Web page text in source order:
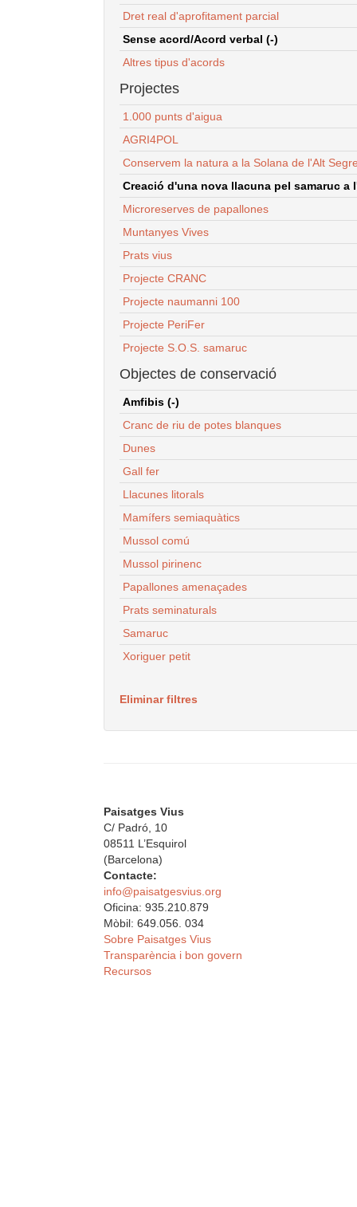
Dret real d'aprofitament parcial
Sense acord/Acord verbal (-)
Altres tipus d'acords
Projectes
1.000 punts d'aigua
AGRI4POL
Conservem la natura a la Solana de l'Alt
Creació d'una nova llacuna pel samaruc a
Microreserves de papallones
Muntanyes Vives
Prats vius
Projecte CRANC
Projecte naumanni 100
Projecte PeriFer
Projecte S.O.S. samaruc
Objectes de conservació
Amfibis (-)
Cranc de riu de potes blanques
Dunes
Gall fer
Llacunes litorals
Mamífers semiaquàtics
Mussol comú
Mussol pirinenc
Papallones amenaçades
Prats seminaturals
Samaruc
Xoriguer petit
Eliminar filtres
Paisatges Vius
C/ Padró, 10
08511 L’Esquirol
(Barcelona)
Contacte:
info@paisatgesvius.org
Oficina: 935.210.879
Mòbil: 649.056. 034
Sobre Paisatges Vius
Transparència i bon govern
Recursos